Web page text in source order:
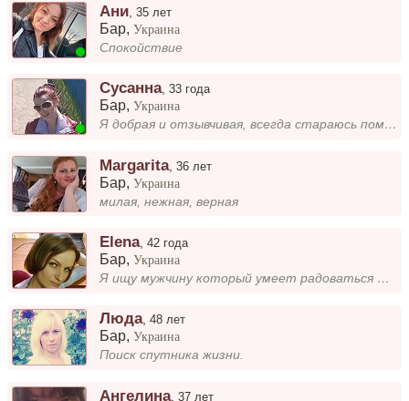
Ани ,35 лет
Бар,Украина
Спокойствие
Сусанна,33 года
Бар,Украина
Я добрая и отзывчивая, всегда стараюсь помочь тем, кто рядом. Мне нравится дарить тепло и позитив, а также ценю искренно...
Margarita,36 лет
Бар,Украина
милая, нежная, верная
Elena,42 года
Бар,Украина
Я ищу мужчину который умеет радоваться жизни, цени свободу и полон любви к миру!!! О себе: Я бесконечно доброе, Феноме...
Люда,48 лет
Бар,Украина
Поиск спутника жизни.
Ангелина,37 лет